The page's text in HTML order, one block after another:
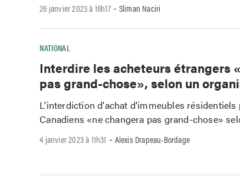
26 janvier 2023 à 16h17-Sliman Naciri
NATIONAL
Interdire les acheteurs étrangers
pas grand-chose», selon un
L'interdiction d'achat d'immeubles résidentiels
Canadiens «ne changera pas grand-chose»
4 janvier 2023 à 11h31 -Alexis Drapeau-Bordage